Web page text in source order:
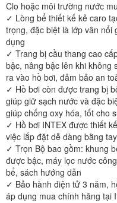
Clo hoặc môi trường nước
✓ Lòng bể thiết kế kẻ caro
trọng, đặc biệt là lớp vân
dụng
✓ Trang bị cầu thang cao
bậc, nâng bậc lên khi không
ra vào hồ bơi, đảm bảo an
✓ Hồ bơi còn được trang bị
giúp giữ sạch nước và đặc
giúp chống oxy hóa, tốt cho
✓ Hồ bơi INTEX được thiết
việc lắp đặt dễ dàng bằng
✓ Trọn Bộ bao gồm: khung
được bậc, máy lọc nước
bể, sách hướng dẫn
✓ Bảo hành điện tử 3 năm,
áp dụng mua chính hãng tại